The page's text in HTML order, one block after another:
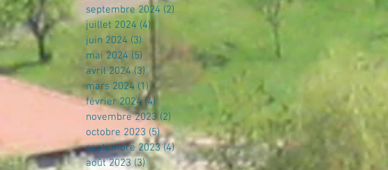
septembre 2024 (2)
juillet 2024 (4)
juin 2024 (3)
mai 2024 (5) 5 posts
avril 2024 (3)
mars 2024 (1) 1 post
février 2024 (4)
novembre 2023 (2)
octobre 2023 (5)5 posts
septembre 2023 (4)4 posts
août 2023 (3)3 posts